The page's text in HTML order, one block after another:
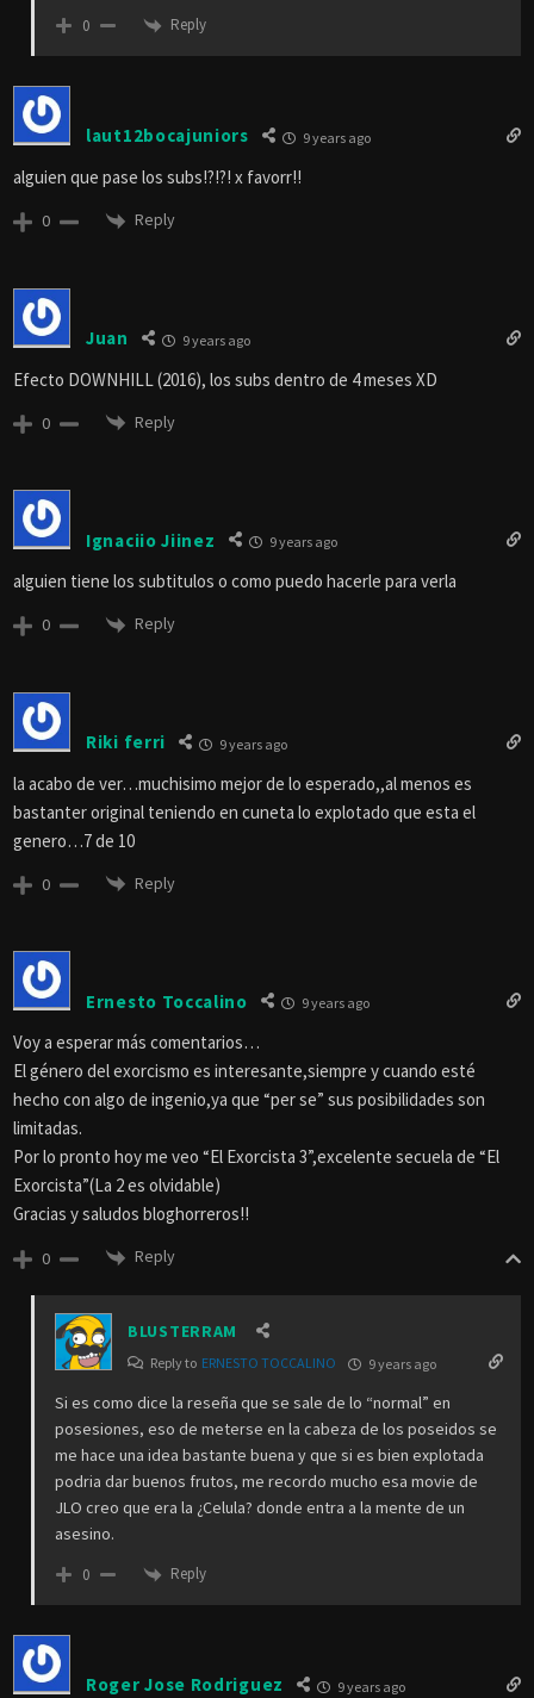
0 Reply
laut12bocajuniors 9 years ago
alguien que pase los subs!?!?! x favorr!!
0 Reply
Juan 9 years ago
Efecto DOWNHILL (2016), los subs dentro de 4 meses XD
0 Reply
Ignaciio Jiinez 9 years ago
alguien tiene los subtitulos o como puedo hacerle para verla
0 Reply
Riki ferri 9 years ago
la acabo de ver…muchisimo mejor de lo esperado,,al menos es
bastanter original teniendo en cuneta lo explotado que esta el
genero…7 de 10
0 Reply
Ernesto Toccalino 9 years ago
Voy a esperar más comentarios…
El género del exorcismo es interesante,siempre y cuando esté
hecho con algo de ingenio,ya que “per se” sus posibilidades son
limitadas.
Por lo pronto hoy me veo “El Exorcista 3”,excelente secuela de “El
Exorcista”(La 2 es olvidable)
Gracias y saludos bloghorreros!!
0 Reply
BLUSTERRAM
Reply to ERNESTO TOCCALINO 9 years ago
Si es como dice la reseña que se sale de lo “normal” en
posesiones, eso de meterse en la cabeza de los poseidos se
me hace una idea bastante buena y que si es bien explotada
podria dar buenos frutos, me recordo mucho esa movie de
JLO creo que era la ¿Celula? donde entra a la mente de un
asesino.
0 Reply
Roger Jose Rodriguez 9 years ago